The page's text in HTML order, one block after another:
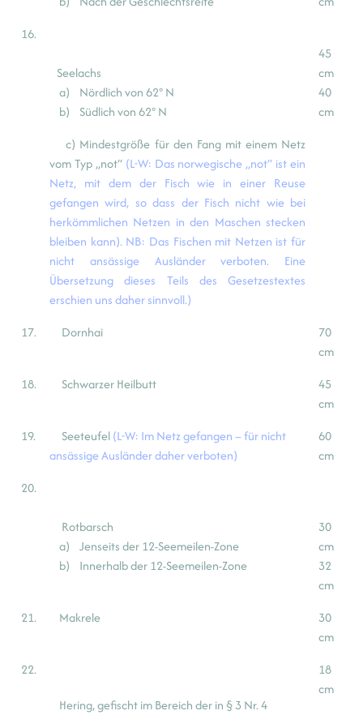
16.
Seelachs
a) Nördlich von 62° N
b) Südlich von 62° N
45
cm
40
cm
c) Mindestgröße für den Fang mit einem Netz
vom Typ „not“ (L-W: Das norwegische „not“ ist ein
Netz, mit dem der Fisch wie in einer Reuse
gefangen wird, so dass der Fisch nicht wie bei
herkömmlichen Netzen in den Maschen stecken
bleiben kann). NB: Das Fischen mit Netzen ist für
nicht ansässige Ausländer verboten. Eine
Übersetzung dieses Teils des Gesetzestextes
erschien uns daher sinnvoll.)
17.
Dornhai
70
cm
18.
Schwarzer Heilbutt
45
cm
19.
Seeteufel(L-W: Im Netz gefangen – für nicht
ansässige Ausländer daher verboten)
60
cm
20.
Rotbarsch
a) Jenseits der 12-Seemeilen-Zone
b) Innerhalb der 12-Seemeilen-Zone
30
cm
32
cm
21.
Makrele
30
cm
22.
Hering, gefischt im Bereich der in § 3 Nr. 4
18
cm